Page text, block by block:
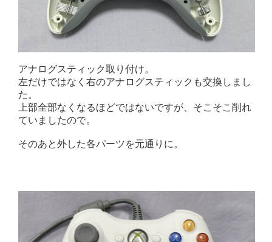
アナログスティック取り付け。
左だけではなく右のアナログスティックも交換しまし
た。
上部全部なくなるほどではないですが、そこそこ削れ
ていましたので。
そのあと外した各パーツを元通りに。